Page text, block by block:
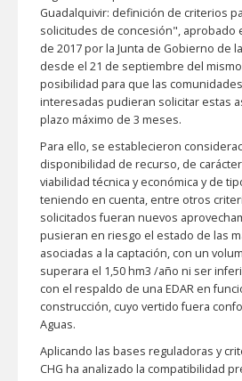
Guadalquivir: definición de criterios
solicitudes de concesión", aprobado
de 2017 por la Junta de Gobierno de
desde el 21 de septiembre del
posibilidad para que las
interesadas pudieran solicitar estas
plazo máximo de 3 meses.
Para ello, se establecieron
disponibilidad de recurso, de
viabilidad técnica y económica y de
teniendo en cuenta, entre otros
solicitados fueran nuevos
pusieran en riesgo el estado de las
asociadas a la captación, con un
superara el 1,50 hm3 /año ni ser
con el respaldo de una EDAR en
construcción, cuyo vertido fuera
Aguas.
Aplicando las bases reguladoras y
CHG ha analizado la compatibilidad